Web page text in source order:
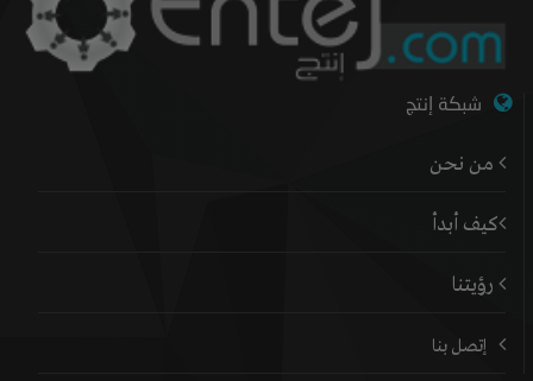
شبكة إنتج
من نحن
كيف أبدأ
رؤيتنا
إتصل بنا